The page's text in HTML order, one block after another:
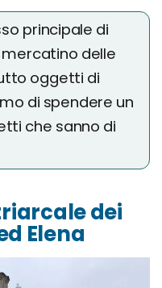
principale di
delle
oggetti di
di spendere un
che sanno di
dei
Elena